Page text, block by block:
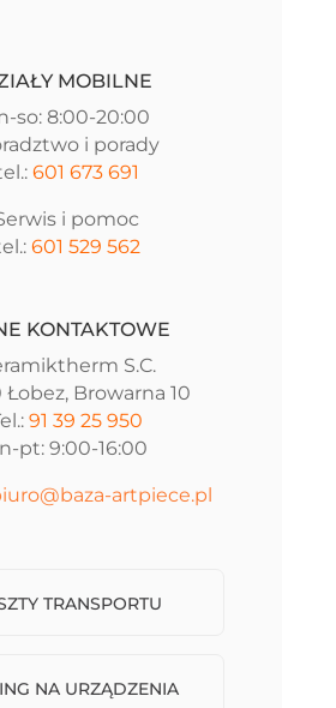
MOBILNE
so: 8:00-20:00
i porady
601 673 691
i pomoc
601 529 562
KONTAKTOWE
S.C.
Łobez, Browarna 10
91 39 25 950
pt: 9:00-16:00
artpiece.pl
TRANSPORTU
NA URZĄDZENIA